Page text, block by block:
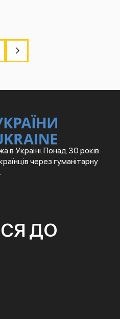
в Україні. Понад 30 років
через гуманітарну
ДО